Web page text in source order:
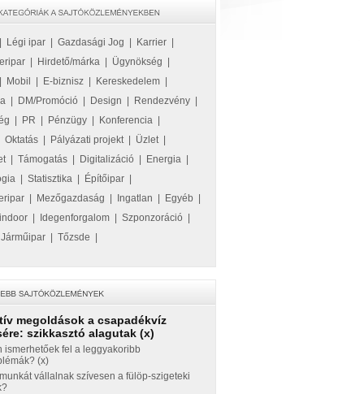
Légi ipar Gazdasági Jog Karrier
Hirdető/márka Ügynökség
Mobil E-biznisz Kereskedelem
DM/Promóció Design Rendezvény
PR Pénzügy Konferencia
Oktatás Pályázati projekt| Üzlet|
| Támogatás Digitalizáció Energia
Statisztika Építőipar
Mezőgazdaság Ingatlan Egyéb
Idegenforgalom Szponzoráció
Járműipar Tőzsde
megoldások a csapadékvíz
szikkasztó alagutak (x)
ismerhetőek fel a leggyakoribb
(x)
vállalnak szívesen a fülöp-szigeteki